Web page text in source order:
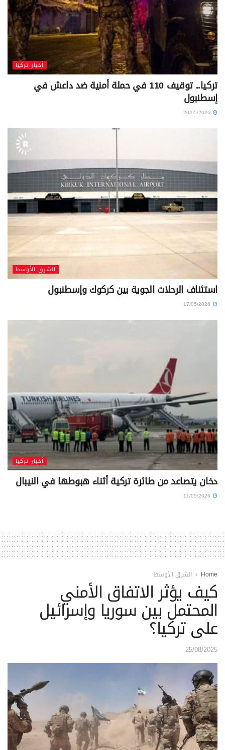
أخبار تركيا
تركيا.. توقيف 110 في حملة أمنية ضد داعش في
إسطنبول
الشرق الأوسط
استئناف الرحلات الجوية بين كركوك وإسطنبول
أخبار تركيا
دخان يتصاعد من طائرة تركية أثناء هبوطها في النيبال
Home الشرق الأوسط
كيف يؤثر الاتفاق الأمني
المحتمل بين سوريا وإسرائيل
على تركيا؟
25/08/2025